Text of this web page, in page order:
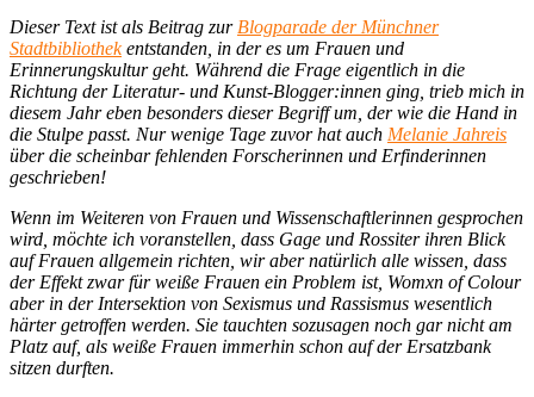
Dieser Text ist als Beitrag zur Blogparade der Münchner
Stadtbibliothekentstanden, in der es um Frauen und
Erinnerungskultur geht. Während die Frage eigentlich in die
Richtung der Literatur- und Kunst-Blogger:innen ging, trieb mich in
diesem Jahr eben besonders dieser Begriff um, der wie die Hand in
die Stulpe passt. Nur wenige Tage zuvor hat auch Melanie Jahreis
über die scheinbar fehlenden Forscherinnen und Erfinderinnen
geschrieben!
Wenn im Weiteren von Frauen und Wissenschaftlerinnen gesprochen
wird, möchte ich voranstellen, dass Gage und Rossiter ihren Blick
auf Frauen allgemein richten, wir aber natürlich alle wissen, dass
der Effekt zwar für weiße Frauen ein Problem ist, Womxn of Colour
aber in der Intersektion von Sexismus und Rassismus wesentlich
härter getroffen werden. Sie tauchten sozusagen noch gar nicht am
Platz auf, als weiße Frauen immerhin schon auf der Ersatzbank
sitzen durften.